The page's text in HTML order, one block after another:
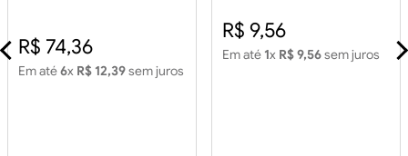
R$ 74,36
Em até6x R$ 12,39sem juros
R$ 9,56
Em até 1x R$ 9,56sem juros